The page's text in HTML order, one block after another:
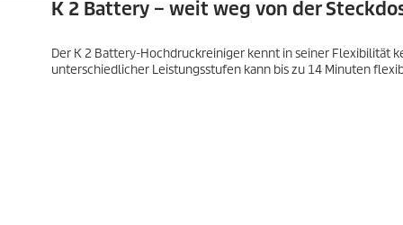
K 2 Battery – weit weg von der
Der K 2 Battery-Hochdruckreiniger kennt in seiner Flexibilität
unterschiedlicher Leistungsstufen kann bis zu 14 Minuten